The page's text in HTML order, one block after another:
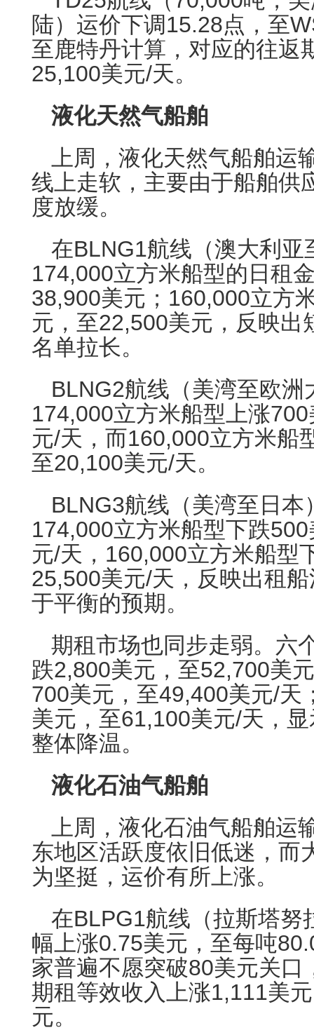
陆）运价下调15.28点，至
至鹿特丹计算，对应的往返
25,100美元/天。
液化天然气船舶
上周，液化天然气船舶运
线上走软，主要由于船舶供
度放缓。
在BLNG1航线（澳大利亚
174,000立方米船型的日租
38,900美元；160,000立方
元，至22,500美元，反映出
名单拉长。
BLNG2航线（美湾至欧洲
174,000立方米船型上涨
元/天，而160,000立方米船
至20,100美元/天。
BLNG3航线（美湾至日本
174,000立方米船型下跌
元/天，160,000立方米船型
25,500美元/天，反映出租
于平衡的预期。
期租市场也同步走弱。六
跌2,800美元，至52,700美
700美元，至49,400美元/天
美元，至61,100美元/天，
整体降温。
液化石油气船舶
上周，液化石油气船舶运
东地区活跃度依旧低迷，而
为坚挺，运价有所上涨。
在BLPG1航线（拉斯塔努
幅上涨0.75美元，至每吨
家普遍不愿突破80美元关口
期租等效收入上涨1,111美
元。